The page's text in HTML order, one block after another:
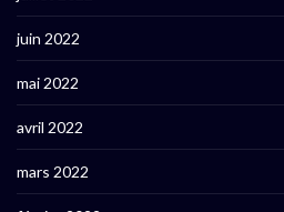
juin 2022
mai 2022
avril 2022
mars 2022